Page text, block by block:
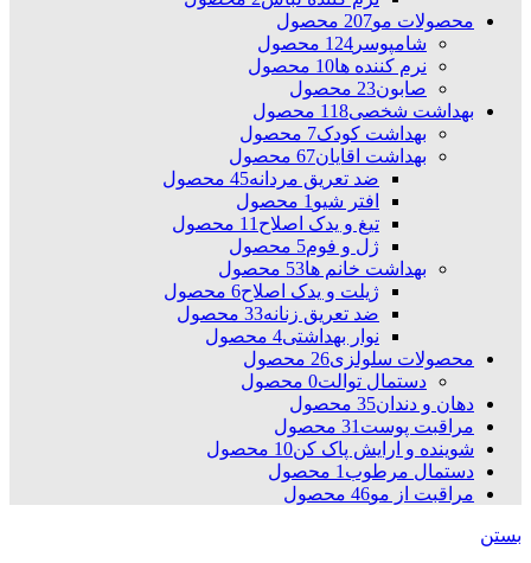
محصولات مو207 محصول
شامپوسر 124 محصول
نرم کننده ها10 محصول
صابون23 محصول
بهداشت شخصی118 محصول
بهداشت کودک7 محصول
بهداشت اقایان67 محصول
ضد تعریق مردانه45 محصول
افتر شیو1 محصول
تیغ و یدک اصلاح11 محصول
ژل و فوم5 محصول
بهداشت خانم ها53 محصول
ژیلت و یدک اصلاح6 محصول
ضد تعریق زنانه33 محصول
نوار بهداشتی4 محصول
محصولات سلولزی26 محصول
دستمال توالت0 محصول
دهان و دندان35 محصول
مراقبت پوست31 محصول
شوینده و ارایش پاک کن10 محصول
دستمال مرطوب1 محصول
مراقبت از مو46 محصول
بستن